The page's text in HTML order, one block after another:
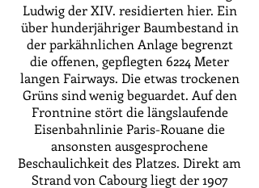
Ludwig der XIV. residierten hier. Ein
über hunderjähriger Baumbestand in
der parkähnlichen Anlage begrenzt
die offenen, gepflegten 6224 Meter
langen Fairways. Die etwas trockenen
Grüns sind wenig beguardet. Auf den
Frontnine stört die längslaufende
Eisenbahnlinie Paris-Rouane die
ansonsten ausgesprochene
Beschaulichkeit des Platzes. Direkt am
Strand von Cabourg liegt der 1907